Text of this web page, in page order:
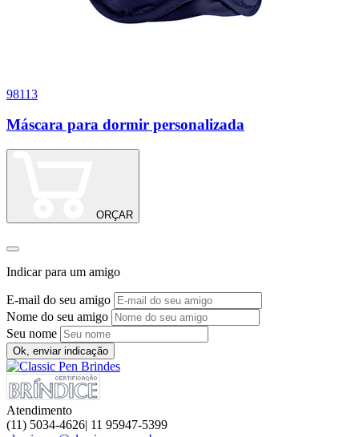
98113
Máscara para dormir personalizada
ORÇAR
Indicar para um amigo
E-mail do seu amigo
Nome do seu amigo
Seu nome
Ok, enviar indicação
Atendimento
(11) 5034-4626| 11 95947-5399